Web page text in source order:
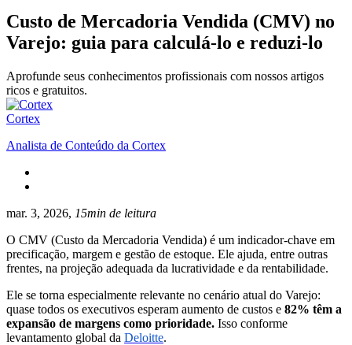
Custo de Mercadoria Vendida (CMV) no
Varejo: guia para calculá-lo e reduzi-lo
Aprofunde seus conhecimentos profissionais com nossos artigos
ricos e gratuitos.
Cortex
Analista de Conteúdo da Cortex
mar. 3, 2026, 15min de leitura
O CMV (Custo da Mercadoria Vendida) é um indicador-chave em
precificação, margem e gestão de estoque. Ele ajuda, entre outras
frentes, na projeção adequada da lucratividade e da rentabilidade.
Ele se torna especialmente relevante no cenário atual do Varejo:
quase todos os executivos esperam aumento de custos e 82% têm a
expansão de margens como prioridade. Isso conforme
levantamento global da Deloitte.